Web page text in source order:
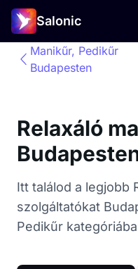
Salonic
Manikűr, Pedikűr
Budapesten
Relaxáló
Itt találod a legjobb
szolgáltatókat
Pedikűr